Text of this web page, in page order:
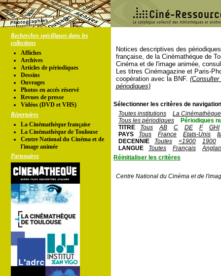
Recherches spécifiques dans les
collections
Affiches
Archives
Articles de périodiques
Dessins
Ouvrages
Photos en accés réservé
Revues de presse
Vidéos (DVD et VHS)
Répertoires
La Cinémathèque française
La Cinémathèque de Toulouse
Centre National du Cinéma et de
l'image animée
Partenaires
Notices descriptives des
française, de la Cinémathèque de
Cinéma et de l'image animée,
Les titres Cinémagazine et Paris-
coopération avec la BNF.
périodiques)
Sélectionner les critères de
Toutes institutions
La
Tous les périodiques
Périodiques
TITRE
Tous AB C DE F
GHI
PAYS
Tous France Etats-Unis
DECENNIE
Toutes <1900
1900
LANGUE
Toutes Français
Réinitialiser les critères
Centre National du Cinéma et de